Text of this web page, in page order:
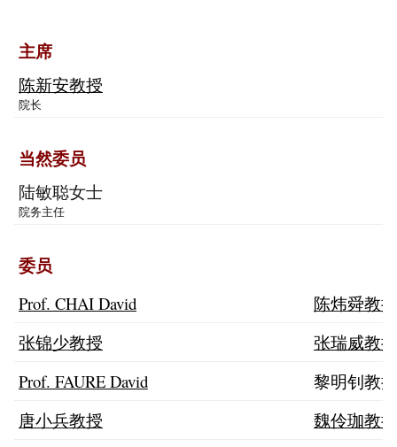
主席
陈新安教授
院长
当然委员
陆敏聪女士
院务主任
委员
Prof. CHAI David
陈炜舜教授
张锦少教授
张瑞威教授
Prof. FAURE David
黎明钊教授
唐小兵教授
魏伶珈教授